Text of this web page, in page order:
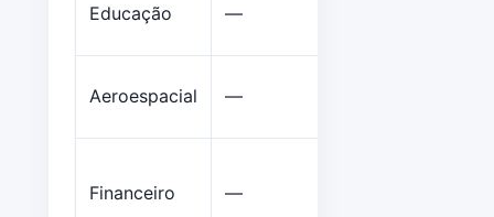
Educação —
Aeroespacial —
Financeiro —